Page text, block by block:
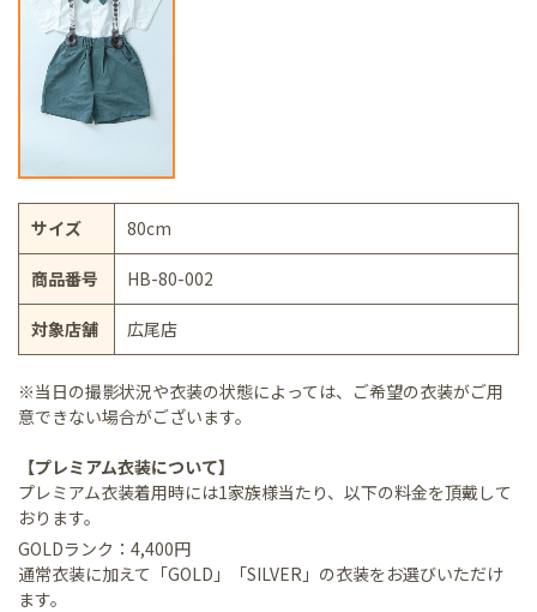
サイズ 80cm
商品番号 HB-80-002
対象店舗 広尾店
※当日の撮影状況や衣装の状態によっては、ご希望の衣装がご用
意できない場合がございます。
【プレミアム衣装について】
プレミアム衣装着用時には1家族様当たり、以下の料金を頂戴して
おります。
GOLDランク：4,400円
通常衣装に加えて「GOLD」「SILVER」の衣装をお選びいただけ
ます。